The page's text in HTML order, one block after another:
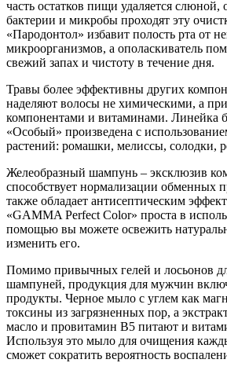
часть остатков пищи удаляется слюной,
бактерии и микробы проходят эту
«Пародонтол» избавит полость рта от
микроорганизмов, а ополаскиватель
свежий запах и чистоту в течение дня.
Травы более эффективны других
наделяют волосы не химическими, а
компонентами и витаминами. Линейка
«Особый» произведена с
растений: ромашки, мелиссы, солодки,
Желеобразный шампунь – эксклюзив
способствует нормализации обменных
также обладает антисептическим
«GAMMA Perfect Color» проста в
помощью вы можете освежить
изменить его.
Помимо привычных гелей и лосьонов
шампуней, продукция для мужчин
продукты. Черное мыло с углем как
токсины из загрязненных пор, а
масло и провитамин В5 питают и
Используя это мыло для очищения
сможет сократить вероятность